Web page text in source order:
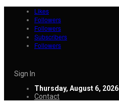
Likes
Followers
Followers
Subscribers
Followers
Sign In
Thursday, August 6, 2026
Contact